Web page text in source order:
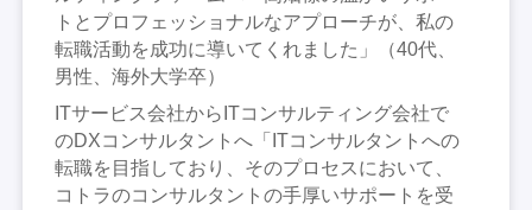
トとプロフェッショナルなアプローチが、私の
転職活動を成功に導いてくれました」（40代、
男性、海外大学卒）
ITサービス会社からITコンサルティング会社で
のDXコンサルタントへ「ITコンサルタントへの
転職を目指しており、そのプロセスにおいて、
コトラのコンサルタントの手厚いサポートを受